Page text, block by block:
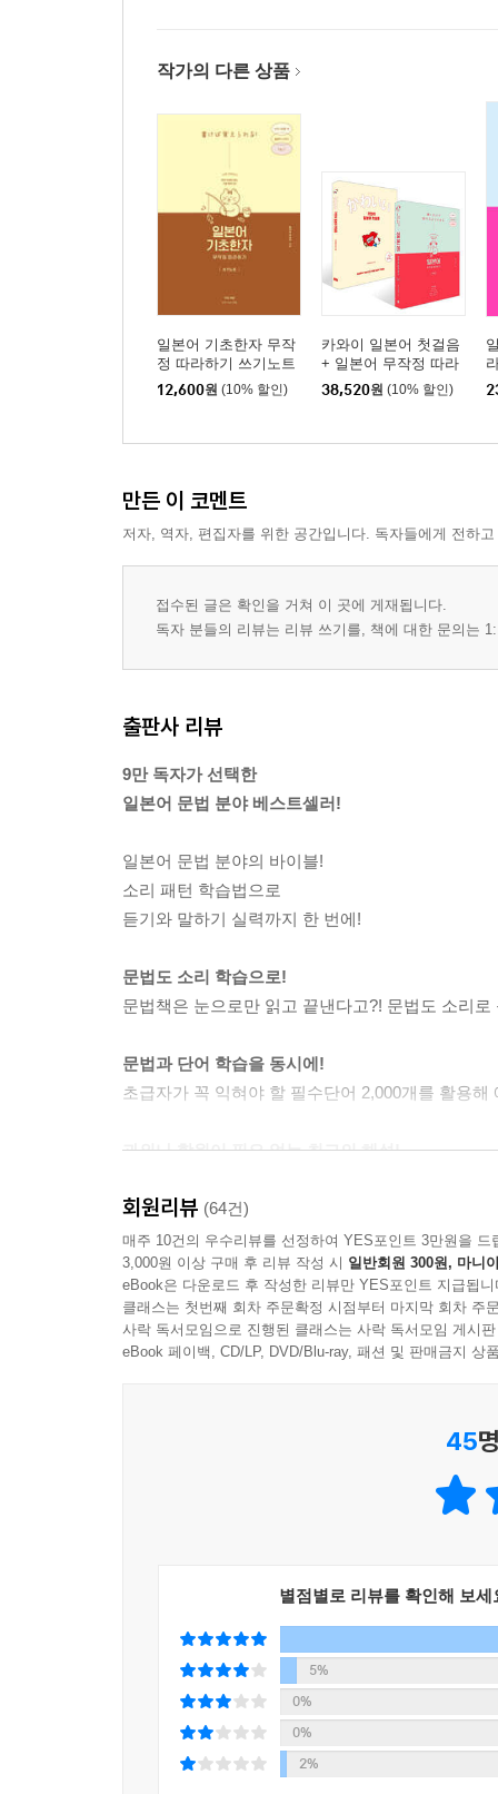
작가의 다른 상품
일본어 기초한자 무작
정 따라하기 쓰기노트
12,600원 (10% 할인)
카와이 일본어 첫걸음
+ 일본어 무작정 따라
하기 완전판 세트
38,520원 (10% 할인)
만든 이 코멘트
저자, 역자, 편집자를 위한 공간입니다. 독자들에게 전하
접수된 글은 확인을 거쳐 이 곳에 게재됩니다.
독자 분들의 리뷰는 리뷰 쓰기를, 책에 대한 문의는
출판사 리뷰
9만 독자가 선택한
일본어 문법 분야 베스트셀러!
일본어 문법 분야의 바이블!
소리 패턴 학습법으로
듣기와 말하기 실력까지 한 번에!
문법도 소리 학습으로!
문법책은 눈으로만 읽고 끝낸다고?! 문법도 소리
문법과 단어 학습을 동시에!
초급자가 꼭 익혀야 할 필수단어 2,000개를 활용
과외나 학원이 필요 없는 최고의 해설!
시원하게 풀어준다!
※ 이 책은 2008년에 출간된 《일본어 문법 무작
편의를 위해 단계별 구성을 체계적으로 재정비하
대부분의 문법책은 눈으로만 보고 손으로 쓰면서
동원되는 감각이 많아져 학습 효과가 훨씬 높아진
2. 문법도 익히고 단어도 익히고!
이 책에는 초급자들이 꼭 익혀야 하는 필수단어
쉽고 편할 터. 하지만 문법을 배우면서 단어도
자연스럽게 단어 실력까지 키워보자! 길벗 홈페
회원리뷰 (64건)
매주 10건의 우수리뷰를 선정하여 YES포인트 3만원을 드
3,000원 이상 구매 후 리뷰 작성 시 일반회원 300원, 마니
eBook은 다운로드 후 작성한 리뷰만 YES포인트 지급됩니
클래스는 첫번째 회차 주문확정 시점부터 마지막 회차 주
사락 독서모임으로 진행된 클래스는 사락 독서모임 게시
eBook 페이백, CD/LP, DVD/Blu-ray, 패션 및 판매금지 상
45
별점별로 리뷰를 확인해 보세
5%
0%
0%
2%